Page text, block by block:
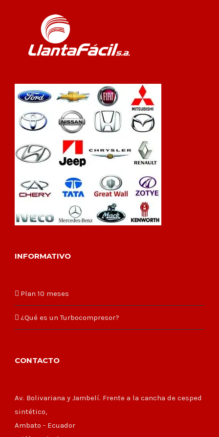
INFORMATIVO
Plan 10 meses
¿Qué es un Turbocompresor?
CONTACTO
Av. Bolivariana y Jambelí. Frente a la cancha de cesped
sintético,
Ambato - Ecuador